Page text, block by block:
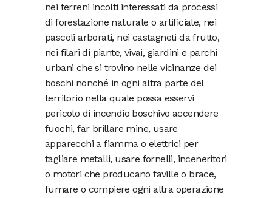
nei terreni incolti interessati da processi
di forestazione naturale o artificiale, nei
pascoli arborati, nei castagneti da frutto,
nei filari di piante, vivai, giardini e parchi
urbani che si trovino nelle vicinanze dei
boschi nonché in ogni altra parte del
territorio nella quale possa esservi
pericolo di incendio boschivo accendere
fuochi, far brillare mine, usare
apparecchi a fiamma o elettrici per
tagliare metalli, usare fornelli, inceneritori
o motori che producano faville o brace,
fumare o compiere ogni altra operazione